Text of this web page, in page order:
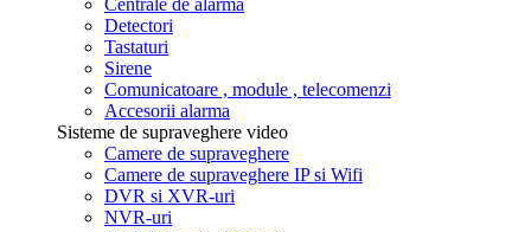
Centrale de alarma
Detectori
Tastaturi
Sirene
Comunicatoare , module , telecomenzi
Accesorii alarma
Sisteme de supraveghere video
Camere de supraveghere
Camere de supraveghere IP si Wifi
DVR si XVR-uri
NVR-uri